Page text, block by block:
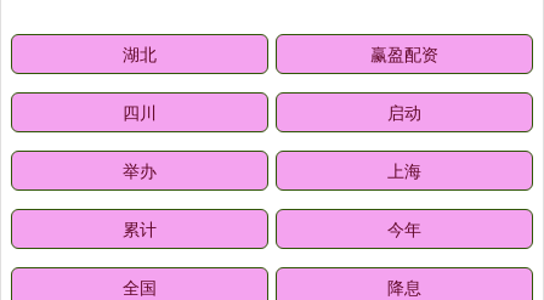
湖北 赢盈配资
四川 启动
举办 上海
累计 今年
全国 降息